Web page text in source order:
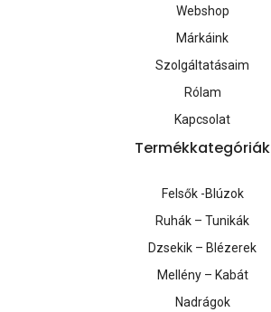
Webshop
Márkáink
Szolgáltatásaim
Rólam
Kapcsolat
Termékkategóriák
Felsők -Blúzok
Ruhák – Tunikák
Dzsekik – Blézerek
Mellény – Kabát
Nadrágok